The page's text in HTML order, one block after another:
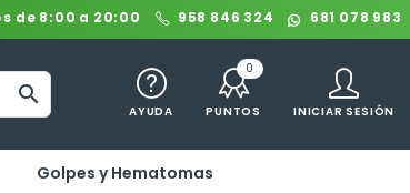
de 8:00 a 20:00 958 846 324 681 078 983

AYUDA
0
PUNTOS INICIAR SESIÓN
Golpes y Hematomas